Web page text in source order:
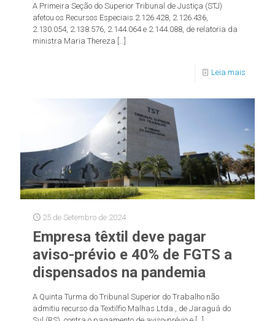
A Primeira Seção do Superior Tribunal de Justiça (STJ)
afetou os Recursos Especiais 2.126.428, 2.126.436,
2.130.054, 2.138.576, 2.144.064 e 2.144.088, de relatoria da
ministra Maria Thereza
Leia mais
25 de Setembro de 2024
Empresa têxtil deve pagar
aviso-prévio e 40% de FGTS a
dispensados na pandemia
A Quinta Turma do Tribunal Superior do Trabalho não
admitiu recurso da Textilfio Malhas Ltda., de Jaraguá do